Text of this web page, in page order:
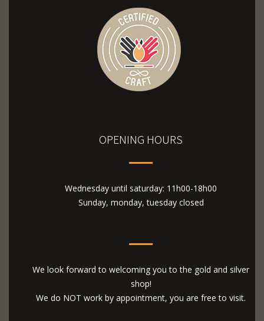
OPENING HOURS
Wednesday until saturday: 11h00-18h00
Sunday, monday, tuesday closed
We look forward to welcoming you to the gold and silver
shop!
We do NOT work by appointment, you are free to visit.